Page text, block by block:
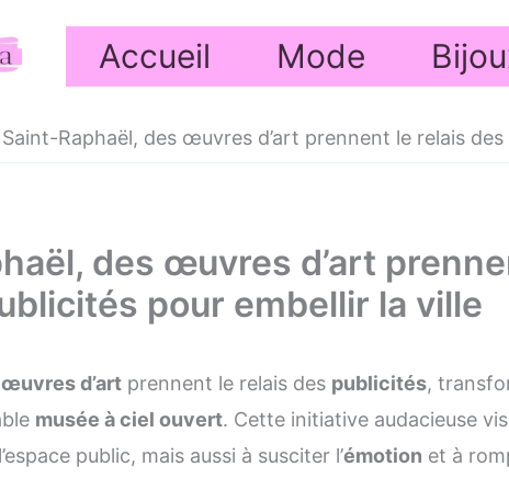
Accueil Mode
Saint-Raphaël, des œuvres d’art prennent le relais
des œuvres d’art
pour embellir la ville
œuvres d’art prennent le relais des publicités,
musée à ciel ouvert. Cette initiative audacieuse
public, mais aussi à susciter l’émotion et à